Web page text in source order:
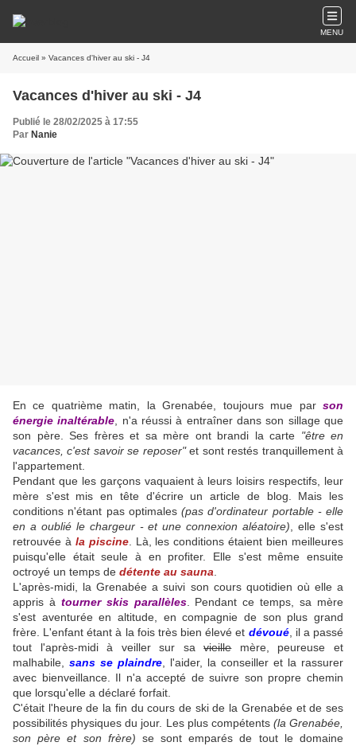
MENU
Accueil » Vacances d'hiver au ski - J4
Vacances d'hiver au ski - J4
Publié le 28/02/2025 à 17:55
Par Nanie
En ce quatrième matin, la Grenabée, toujours mue par son
énergie inaltérable , n'a réussi à entraîner dans son sillage que
son père. Ses frères et sa mère ont brandi la carte "être en
vacances, c'est savoir se reposer"et sont restés tranquillement à
l'appartement.
Pendant que les garçons vaquaient à leurs loisirs respectifs, leur
mère s'est mis en tête d'écrire un article de blog. Mais les
conditions n'étant pas optimales (pas d'ordinateur portable - elle
en a oublié le chargeur - et une connexion aléatoire) , elle s'est
retrouvée à la piscine. Là, les conditions étaient bien meilleures
puisqu'elle était seule à en profiter. Elle s'est même ensuite
octroyé un temps de détente au sauna
L'après-midi, la Grenabée a suivi son cours quotidien où elle a
appris à tourner skis parallèles. Pendant ce temps, sa mère
s'est aventurée en altitude, en compagnie de son plus grand
frère. L'enfant étant à la fois très bien élevé et dévoué, il a passé
tout l'après-midi à veiller sur savieillemère, peureuse et
malhabile, sans se plaindre , l'aider, la conseiller et la rassurer
avec bienveillance. Il n'a accepté de suivre son propre chemin
que lorsqu'elle a déclaré forfait.
C'était l'heure de la fin du cours de ski de la Grenabée et de ses
possibilités physiques du jour. Les plus compétents (la Grenabée,
son père et son frère) se sont emparés de tout le domaine